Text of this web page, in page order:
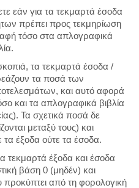
εάν για τα τεκμαρτά έσοδα
πρέπει προς τεκμηρίωση
τόσο στα απλογραφικά
τα τεκμαρτά έσοδα /
τα ποσά των
και αυτό αφορά
και τα απλογραφικά βιβλία
Τα σχετικά ποσά δε
μεταξύ τους) και
έξοδα ούτε τα έσοδα.
έξοδα και έσοδα
βάση 0 (μηδέν) και
από τη φορολογική